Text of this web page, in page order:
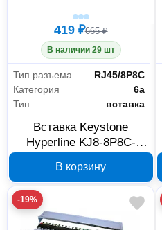
419 ₽665 ₽
В наличии 29 шт
Тип разъема
RJ45/8P8C
Категория
6а
Тип
вставка
Вставка Keystone
Hyperline KJ8-8P8C-
426187
В корзину
-19%